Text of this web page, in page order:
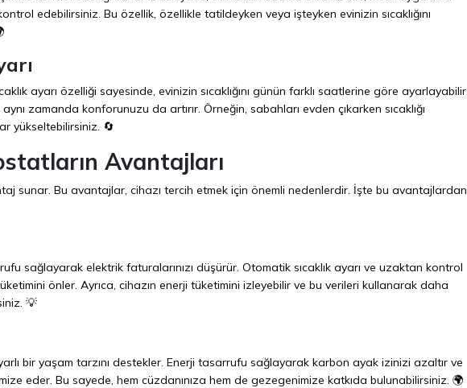
edebilirsiniz. Bu özellik, özellikle tatildeyken veya işteyken evinizin sıcaklığını
ayarı özelliği sayesinde, evinizin sıcaklığını günün farklı saatlerine göre ayarlayabilir.
zamanda konforunuzu da artırır. Örneğin, sabahları evden çıkarken sıcaklığı
yükseltebilirsiniz. 🔄
Avantajları
sunar. Bu avantajlar, cihazı tercih etmek için önemli nedenlerdir. İşte bu avantajlardan
sağlayarak elektrik faturalarınızı düşürür. Otomatik sıcaklık ayarı ve uzaktan kontrol
önler. Ayrıca, cihazın enerji tüketimini izleyebilir ve bu verileri kullanarak daha
💡
bir yaşam tarzını destekler. Enerji tasarrufu sağlayarak karbon ayak izinizi azaltır ve
eder. Bu sayede, hem cüzdanınıza hem de gezegenimize katkıda bulunabilirsiniz. 🌍